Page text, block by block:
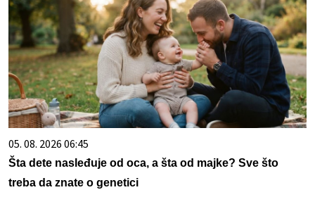
05. 08. 2026 06:45
Šta dete nasleđuje od oca, a šta od majke? Sve što
treba da znate o genetici